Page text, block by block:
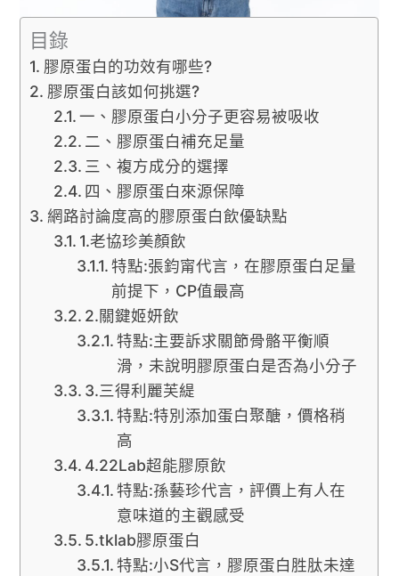
目錄
膠原蛋白的功效有哪些?
膠原蛋白該如何挑選?
一、膠原蛋白小分子更容易被吸收
二、膠原蛋白補充足量
三、複方成分的選擇
四、膠原蛋白來源保障
網路討論度高的膠原蛋白飲優缺點
1.老協珍美顏飲
特點:張鈞甯代言，在膠原蛋白足量
前提下，CP值最高
2.關鍵姬妍飲
特點:主要訴求關節骨骼平衡順
滑，未說明膠原蛋白是否為小分子
3.三得利麗芙緹
特點:特別添加蛋白聚醣，價格稍
高
4.22Lab超能膠原飲
特點:孫藝珍代言，評價上有人在
意味道的主觀感受
5.tklab膠原蛋白
特點:小S代言，膠原蛋白胜肽未達